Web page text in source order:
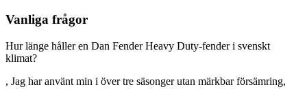
Vanliga frågor
Hur länge håller en Dan Fender Heavy Duty-fender i svenskt
klimat?
, Jag har använt min i över tre säsonger utan märkbar försämring,